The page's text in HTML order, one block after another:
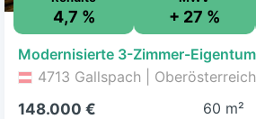
4,7 % + 27 %
4713 Gallspach | Oberösterreich
148.000 €
60 m²